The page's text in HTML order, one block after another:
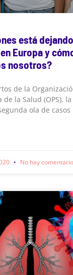
está
Europa y
nosotros?
de la
de la Salud (OPS),
ola de casos
No hay